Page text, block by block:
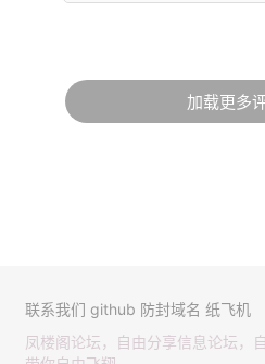
加载更多
联系我们 github 防封域名 纸飞机
凤楼阁论坛，自由分享信息论坛，